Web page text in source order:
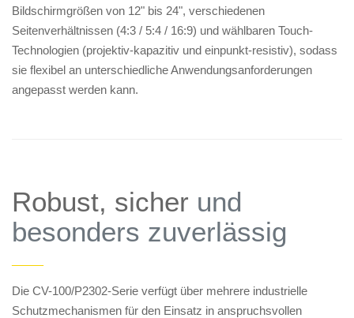
Bildschirmgrößen von 12" bis 24", verschiedenen
Seitenverhältnissen (4:3 / 5:4 / 16:9) und wählbaren Touch-
Technologien (projektiv-kapazitiv und einpunkt-resistiv), sodass
sie flexibel an unterschiedliche Anwendungsanforderungen
angepasst werden kann.
Robust, sicher und
besonders zuverlässig
——
Die CV-100/P2302-Serie verfügt über mehrere industrielle
Schutzmechanismen für den Einsatz in anspruchsvollen